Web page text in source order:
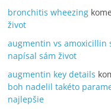
bronchitis wheezing
život
augmentin vs amoxicillin
napísal sám život
augmentin key details
boh nadelil takéto
najlepšie